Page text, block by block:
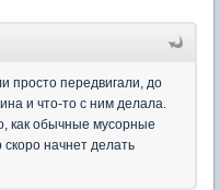
просто передвигали, до
и что-то с ним делала.
как обычные мусорные
начнет делать